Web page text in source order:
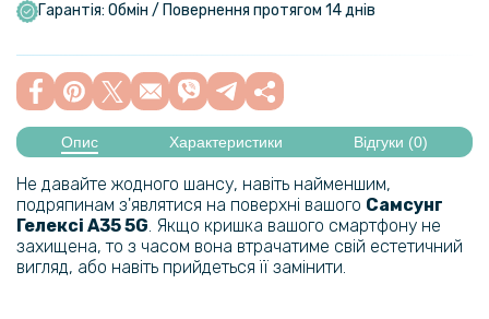
Чохол-накладка Armor Case with Card Slot для Samsung Galaxy
849 грн
999 грн
Чохол-гаманець CaseMe Retro Leather для Samsung Galaxy S23
469 грн
Гарантія: Обмін / Повернення протягом 14 днів
Опис Характеристики Відгуки (0)
Не давайте жодного шансу, навіть найменшим,
подряпинам з'являтися на поверхні вашого Самсунг
Гелексі A35 5G​​​. Якщо кришка вашого смартфону не
захищена, то з часом вона втрачатиме свій естетичний
вигляд, або навіть прийдеться її замінити.